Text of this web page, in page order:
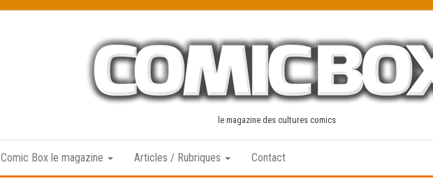
le magazine des cultures comics
Comic Box le magazine Articles / Rubriques Contact